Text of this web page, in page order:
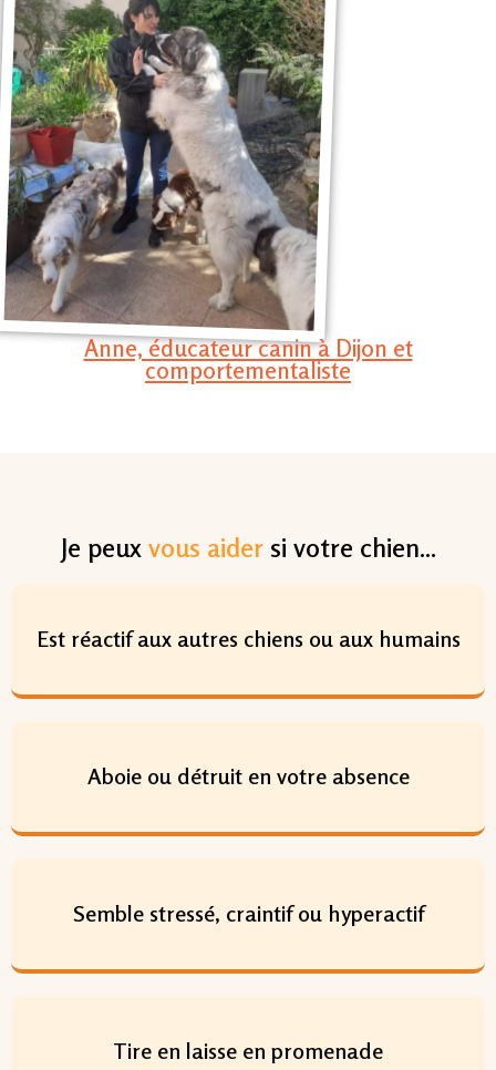
Anne, éducateur canin à Dijon et
comportementaliste
Je peux vous aidersi votre chien...
Est réactif aux autres chiens ou aux humains
Aboie ou détruit en votre absence
Semble stressé, craintif ou hyperactif
Tire en laisse en promenade